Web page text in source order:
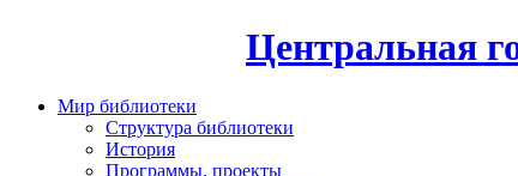
Центральная
Мир библиотеки
Структура библиотеки
История
Программы, проекты